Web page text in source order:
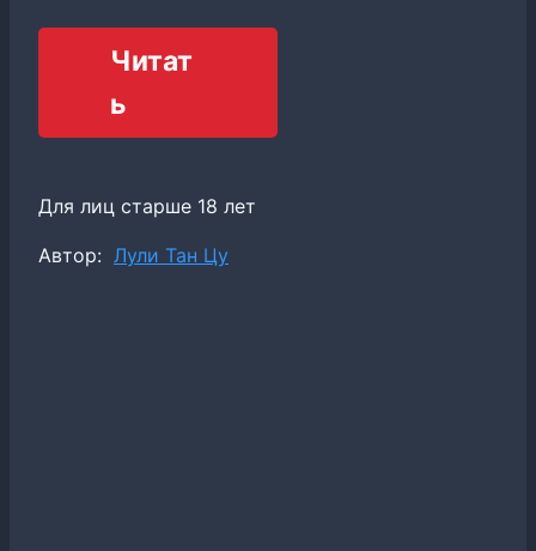
Читат
ь
Для лиц старше 18 лет
Метки
Автор: Лули Тан Цу